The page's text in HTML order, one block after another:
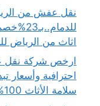
نقل عفش من
اثاث من الرياض
ارخص شركة نقل
سلامة الأثاث 100% اتصل الان